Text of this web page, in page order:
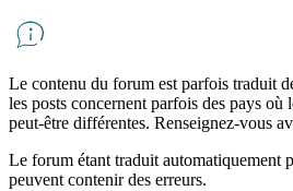
Le contenu du forum est parfois traduit
les posts concernent parfois des pays où
peut-être différentes. Renseignez-vous
Le forum étant traduit automatiquement
peuvent contenir des erreurs.